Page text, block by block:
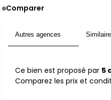
Comparer
Autres agences
Ce bien est proposé par 5
Comparez les prix et